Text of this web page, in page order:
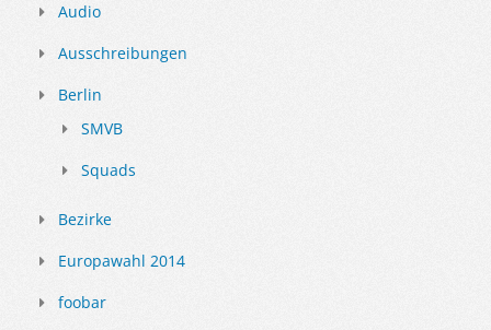
Audio
Ausschreibungen
Berlin
SMVB
Squads
Bezirke
Europawahl 2014
foobar